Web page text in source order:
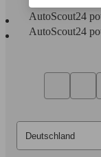
AutoScout24
AutoScout24